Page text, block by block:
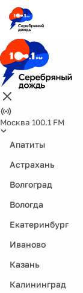
Москва 100.1 FM
Апатиты
Астрахань
Волгоград
Вологда
Екатеринбург
Иваново
Казань
Калининград